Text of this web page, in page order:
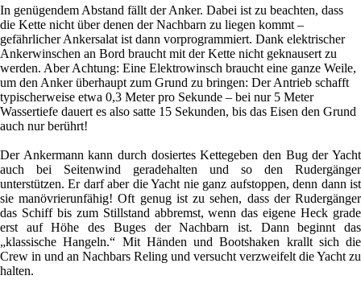
In genügendem Abstand fällt der Anker. Dabei ist zu beachten, dass
die Kette nicht über denen der Nachbarn zu liegen kommt –
gefährlicher Ankersalat ist dann vorprogrammiert. Dank elektrischer
Ankerwinschen an Bord braucht mit der Kette nicht geknausert zu
werden. Aber Achtung: Eine Elektrowinsch braucht eine ganze Weile,
um den Anker überhaupt zum Grund zu bringen: Der Antrieb schafft
typischerweise etwa 0,3 Meter pro Sekunde – bei nur 5 Meter
Wassertiefe dauert es also satte 15 Sekunden, bis das Eisen den Grund
auch nur berührt!
Der Ankermann kann durch dosiertes Kettegeben den Bug der Yacht
auch bei Seitenwind geradehalten und so den Rudergänger
unterstützen. Er darf aber die Yacht nie ganz aufstoppen, denn dann ist
sie manövrierunfähig! Oft genug ist zu sehen, dass der Rudergänger
das Schiff bis zum Stillstand abbremst, wenn das eigene Heck grade
erst auf Höhe des Buges der Nachbarn ist. Dann beginnt das
„klassische Hangeln.“ Mit Händen und Bootshaken krallt sich die
Crew in und an Nachbars Reling und versucht verzweifelt die Yacht zu
halten.